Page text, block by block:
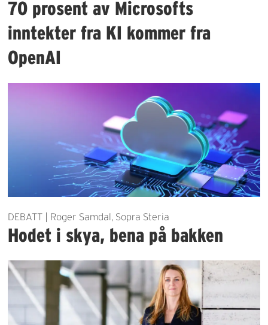
70 prosent av Microsofts
inntekter fra KI kommer fra
OpenAI
DEBATT | Roger Samdal, Sopra Steria
Hodet i skya, bena på bakken